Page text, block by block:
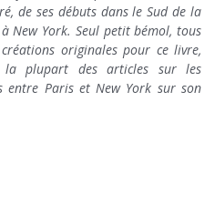
de ses débuts dans le Sud de la
New York. Seul petit bémol, tous
originales pour ce livre,
la plupart des articles sur les
entre Paris et New York sur son